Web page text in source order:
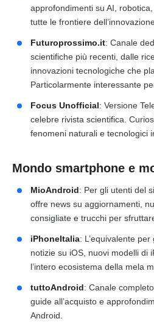
approfondimenti su AI,
tutte le frontiere
Futuroprossimo.it: Canale
scientifiche più recenti, dalle
innovazioni tecnologiche che
Particolarmente interessante
Focus Unofficial: Versione
celebre rivista scientifica.
fenomeni naturali e tecnologici
Mondo smartphone e
MioAndroid: Per gli utenti del
offre news su aggiornamenti,
consigliate e trucchi per
iPhoneItalia: L’equivalente
notizie su iOS, nuovi modelli di
l’intero ecosistema della mela
tuttoAndroid: Canale
guide all’acquisto e
Android.